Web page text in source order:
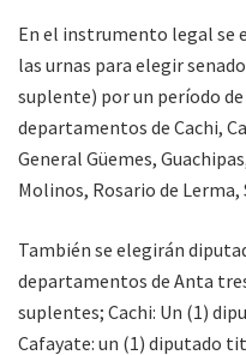
En el instrumento legal se
las urnas para elegir
suplente) por un período
departamentos de Cachi,
General Güemes,
Molinos, Rosario de Lerma,
También se elegirán
departamentos de Anta
suplentes; Cachi: Un (1)
Cafayate: un (1) diputado